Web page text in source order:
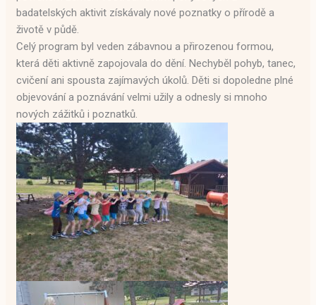
badatelských aktivit získávaly nové poznatky o přírodě a
životě v půdě.
Celý program byl veden zábavnou a přirozenou formou,
která děti aktivně zapojovala do dění. Nechyběl pohyb, tanec,
cvičení ani spousta zajímavých úkolů. Děti si dopoledne plné
objevování a poznávání velmi užily a odnesly si mnoho
nových zážitků i poznatků.